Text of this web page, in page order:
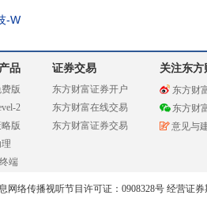
-W
品
版
2
版
端
证券交易
东方财富证券开户
东方财富在线交易
东方财富证券交易
关注东方
东方财
东方财
意见与
网络传播视听节目许可证：0908328号 经营证